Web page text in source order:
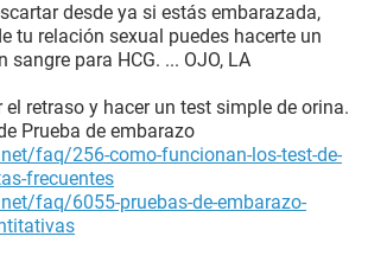
desde ya si estás embarazada,
tu relación sexual puedes hacerte un
para HCG. ... OJO, LA
el retraso y hacer un test simple de orina.
Prueba de embarazo
faq/256-como-funcionan-los-test-de-
frecuentes
faq/6055-pruebas-de-embarazo-